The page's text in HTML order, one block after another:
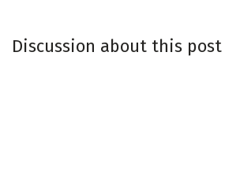
Discussion about this post